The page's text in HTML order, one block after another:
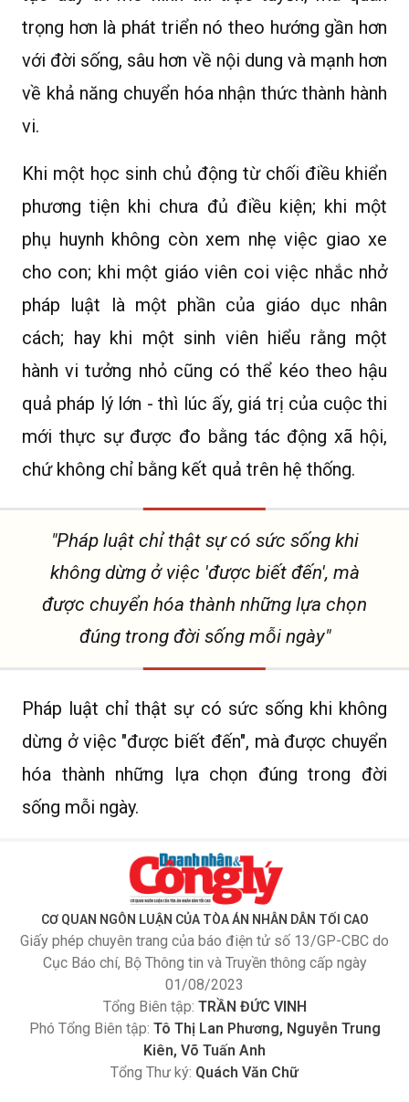
trọng hơn là phát triển nó theo hướng gần hơn
với đời sống, sâu hơn về nội dung và mạnh hơn
về khả năng chuyển hóa nhận thức thành hành
vi.
Khi một học sinh chủ động từ chối điều khiển
phương tiện khi chưa đủ điều kiện; khi một
phụ huynh không còn xem nhẹ việc giao xe
cho con; khi một giáo viên coi việc nhắc nhở
pháp luật là một phần của giáo dục nhân
cách; hay khi một sinh viên hiểu rằng một
hành vi tưởng nhỏ cũng có thể kéo theo hậu
quả pháp lý lớn - thì lúc ấy, giá trị của cuộc thi
mới thực sự được đo bằng tác động xã hội,
chứ không chỉ bằng kết quả trên hệ thống.
"Pháp luật chỉ thật sự có sức sống khi
không dừng ở việc 'được biết đến', mà
được chuyển hóa thành những lựa chọn
đúng trong đời sống mỗi ngày"
Pháp luật chỉ thật sự có sức sống khi không
dừng ở việc "được biết đến", mà được chuyển
hóa thành những lựa chọn đúng trong đời
sống mỗi ngày.
CƠ QUAN NGÔN LUẬN CỦA TÒA ÁN NHÂN DÂN TỐI CAO
Giấy phép chuyên trang của báo điện tử số 13/GP-CBC do
Cục Báo chí, Bộ Thông tin và Truyền thông cấp ngày
01/08/2023
Tổng Biên tập: TRẦN ĐỨC VINH
Phó Tổng Biên tập: Tô Thị Lan Phương, Nguyễn Trung
Kiên, Võ Tuấn Anh
Tổng Thư ký: Quách Văn Chữ